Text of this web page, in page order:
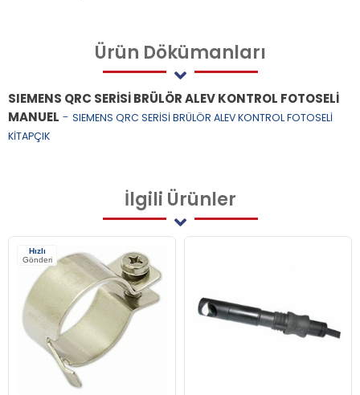
Ürün Dökümanları
SIEMENS QRC SERİSİ BRÜLÖR ALEV KONTROL FOTOSELİ
MANUEL - SIEMENS QRC SERİSİ BRÜLÖR ALEV KONTROL FOTOSELİ
KİTAPÇIK
İlgili Ürünler
Hızlı
Gönderi